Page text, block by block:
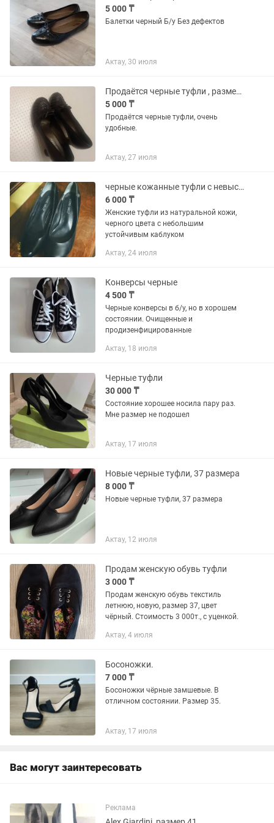
5 000 ₸
Балетки черный Б/у Без дефектов
Актау, 30 июля
Продаётся черные туфли , размер 36,
5 000 ₸
Продаётся черные туфли, очень
удобные.
Актау, 27 июля
черные кожанные туфли с невысоким каблуком
6 000 ₸
Женские туфли из натуральной кожи,
черного цвета с небольшим
устойчивым каблуком
Актау, 24 июля
Конверсы черные
4 500 ₸
Черные конверсы в б/у, но в хорошем
состоянии. Очищенные и
продизенфицированные
Актау, 18 июля
Черные туфли
30 000 ₸
Состояние хорошее носила пару раз.
Мне размер не подошел
Актау, 17 июля
Новые черные туфли, 37 размера
8 000 ₸
Новые черные туфли, 37 размера
Актау, 12 июля
Продам женскую обувь туфли
3 000 ₸
Продам женскую обувь текстиль
летнюю, новую, размер 37, цвет
чёрный. Стоимость 3 000т., с уценкой.
Актау, 4 июля
Босоножки.
7 000 ₸
Босоножки чёрные замшевые. В
отличном состоянии. Размер 35.
Актау, 17 июля
Вас могут заинтересовать
Реклама